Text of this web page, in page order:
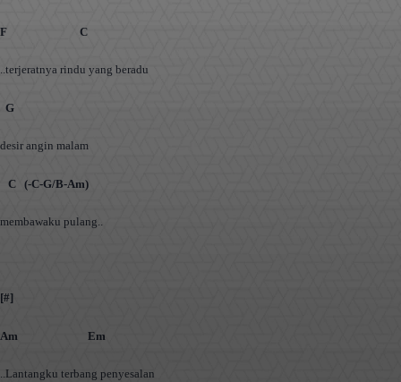
F C
..terjeratnya rindu yang beradu
G
desir angin malam
C (-C-G/B-Am)
membawaku pulang..
[#]
Am Em
..Lantangku terbang penyesalan